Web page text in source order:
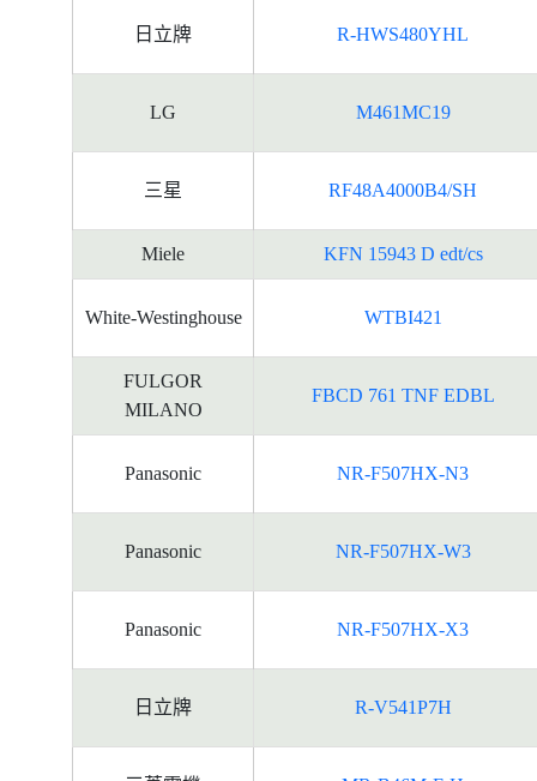
日立牌 R-HWS480YHL
LG M461MC19
三星 RF48A4000B4/SH
Miele KFN 15943 D edt/cs
White-Westinghouse WTBI421
FULGOR
MILANO
FBCD 761 TNF EDBL
Panasonic NR-F507HX-N3
Panasonic NR-F507HX-W3
Panasonic NR-F507HX-X3
日立牌 R-V541P7H